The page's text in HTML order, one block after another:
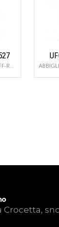
Crocetta,